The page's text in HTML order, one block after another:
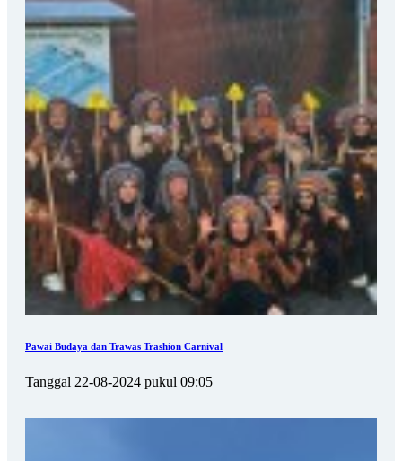
Pawai Budaya dan Trawas Trashion Carnival
Tanggal 22-08-2024 pukul 09:05